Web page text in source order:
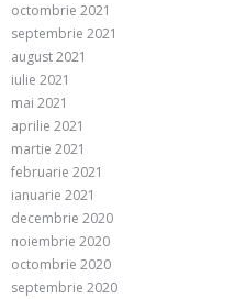
octombrie 2021
septembrie 2021
august 2021
iulie 2021
mai 2021
aprilie 2021
martie 2021
februarie 2021
ianuarie 2021
decembrie 2020
noiembrie 2020
octombrie 2020
septembrie 2020